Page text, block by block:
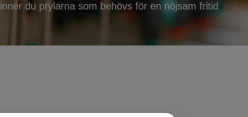
du prylarna som behövs för en nöjsam fritid